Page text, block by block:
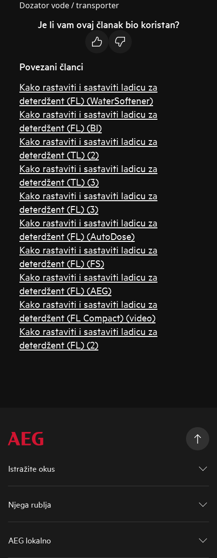
Dozator vode / transporter
Je li vam ovaj članak bio koristan?
Povezani članci
Kako rastaviti i sastaviti ladicu za
deterdžent (FL) (WaterSoftener)
Kako rastaviti i sastaviti ladicu za
deterdžent (FL) (BI)
Kako rastaviti i sastaviti ladicu za
deterdžent (TL) (2)
Kako rastaviti i sastaviti ladicu za
deterdžent (TL) (3)
Kako rastaviti i sastaviti ladicu za
deterdžent (FL) (3)
Kako rastaviti i sastaviti ladicu za
deterdžent (FL) (AutoDose)
Kako rastaviti i sastaviti ladicu za
deterdžent (FL) (FS)
Kako rastaviti i sastaviti ladicu za
deterdžent (FL) (AEG)
Kako rastaviti i sastaviti ladicu za
deterdžent (FL Compact) (video)
Kako rastaviti i sastaviti ladicu za
deterdžent (FL) (2)
Istražite okus
Njega rublja
AEG lokalno